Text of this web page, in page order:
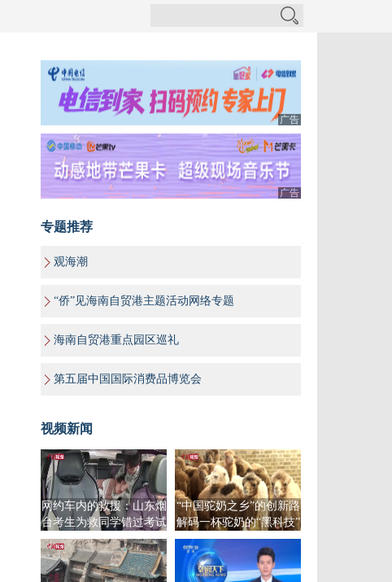
广告
广告
专题推荐
观海潮
“侨”见海南自贸港主题活动网络专题
海南自贸港重点园区巡礼
第五届中国国际消费品博览会
视频新闻
网约车内的救援：山东烟
台考生为救同学错过考试
“中国驼奶之乡”的创新路
解码一杯驼奶的“黑科技”